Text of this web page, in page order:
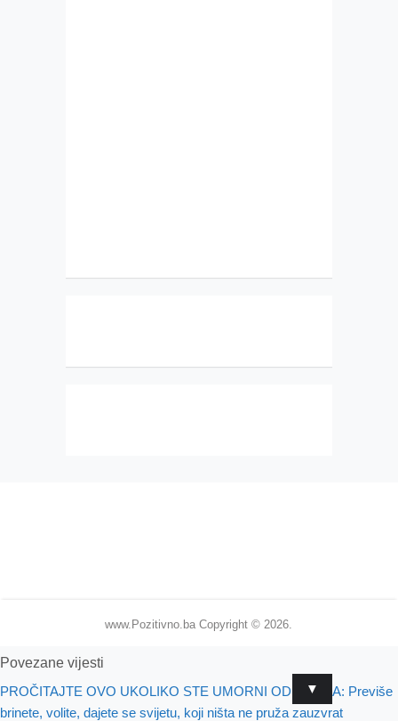
www.Pozitivno.ba Copyright © 2026.
▼
Povezane vijesti
PROČITAJTE OVO UKOLIKO STE UMORNI OD SVEGA: Previše
brinete, volite, dajete se svijetu, koji ništa ne pruža zauzvrat